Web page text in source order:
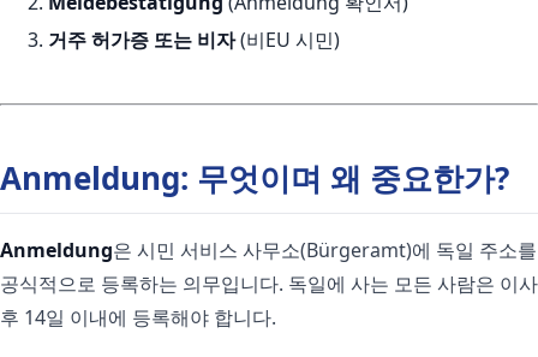
거주 허가증 또는 비자(비EU 시민)
Anmeldung: 무엇이며 왜 중요한가?
Anmeldung은 시민 서비스 사무소(Bürgeramt)에 독일 주소를
공식적으로 등록하는 의무입니다. 독일에 사는 모든 사람은 이사
후 14일 이내에 등록해야 합니다.